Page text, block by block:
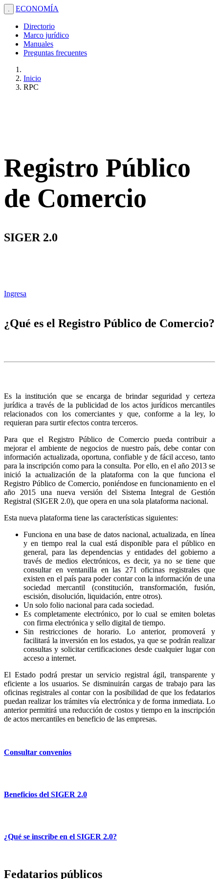
. ECONOMÍA
Directorio
Marco jurídico
Manuales
Preguntas frecuentes
Inicio
RPC
Registro Público
de Comercio
SIGER 2.0
Ingresa
¿Qué es el Registro Público de Comercio?
Es la institución que se encarga de brindar seguridad y certeza
jurídica a través de la publicidad de los actos jurídicos mercantiles
relacionados con los comerciantes y que, conforme a la ley, lo
requieran para surtir efectos contra terceros.
Para que el Registro Público de Comercio pueda contribuir a
mejorar el ambiente de negocios de nuestro país, debe contar con
información actualizada, oportuna, confiable y de fácil acceso, tanto
para la inscripción como para la consulta. Por ello, en el año 2013 se
inició la actualización de la plataforma con la que funciona el
Registro Público de Comercio, poniéndose en funcionamiento en el
año 2015 una nueva versión del Sistema Integral de Gestión
Registral (SIGER 2.0), que opera en una sola plataforma nacional.
Esta nueva plataforma tiene las características siguientes:
Funciona en una base de datos nacional, actualizada, en línea
y en tiempo real la cual está disponible para el público en
general, para las dependencias y entidades del gobierno a
través de medios electrónicos, es decir, ya no se tiene que
consultar en ventanilla en las 271 oficinas registrales que
existen en el país para poder contar con la información de una
sociedad mercantil (constitución, transformación, fusión,
escisión, disolución, liquidación, entre otros).
Un solo folio nacional para cada sociedad.
Es completamente electrónico, por lo cual se emiten boletas
con firma electrónica y sello digital de tiempo.
Sin restricciones de horario. Lo anterior, promoverá y
facilitará la inversión en los estados, ya que se podrán realizar
consultas y solicitar certificaciones desde cualquier lugar con
acceso a internet.
El Estado podrá prestar un servicio registral ágil, transparente y
eficiente a los usuarios. Se disminuirán cargas de trabajo para las
oficinas registrales al contar con la posibilidad de que los fedatarios
puedan realizar los trámites vía electrónica y de forma inmediata. Lo
anterior permitirá una reducción de costos y tiempo en la inscripción
de actos mercantiles en beneficio de las empresas.
Consultar convenios
Beneficios del SIGER 2.0
¿Qué se inscribe en el SIGER 2.0?
Fedatarios públicos